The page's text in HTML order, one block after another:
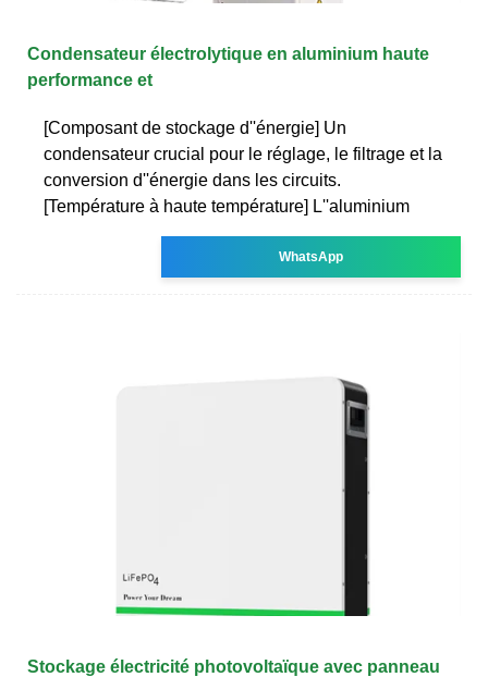
Condensateur électrolytique en aluminium haute
performance et
[Composant de stockage d''énergie] Un
condensateur crucial pour le réglage, le filtrage et la
conversion d''énergie dans les circuits.
[Température à haute température] L''aluminium
WhatsApp
Stockage électricité photovoltaïque avec panneau